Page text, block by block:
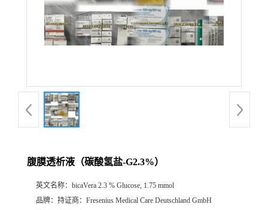
书
誉
腹膜透析液（碳酸氢盐-G2.3%）
英文名称： bicaVera 2.3 % Glucose, 1.75 mmol
品牌： 持证商：Fresenius Medical Care Deutschland GmbH